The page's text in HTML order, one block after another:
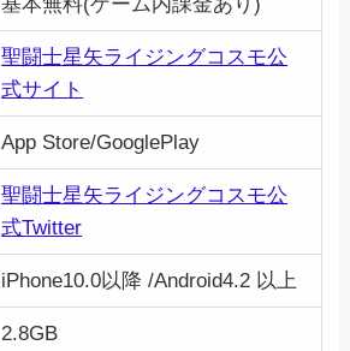
聖闘士星矢ライジングコスモ公
式サイト
App Store/GooglePlay
聖闘士星矢ライジングコスモ公
式Twitter
iPhone10.0以降 /Android4.2 以上
2.8GB